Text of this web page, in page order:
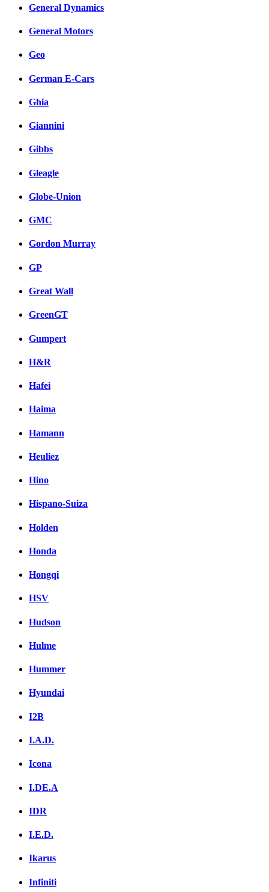
General Dynamics
General Motors
Geo
German E-Cars
Ghia
Giannini
Gibbs
Gleagle
Globe-Union
GMC
Gordon Murray
GP
Great Wall
GreenGT
Gumpert
H&R
Hafei
Haima
Hamann
Heuliez
Hino
Hispano-Suiza
Holden
Honda
Hongqi
HSV
Hudson
Hulme
Hummer
Hyundai
I2B
I.A.D.
Icona
I.DE.A
IDR
I.E.D.
Ikarus
Infiniti